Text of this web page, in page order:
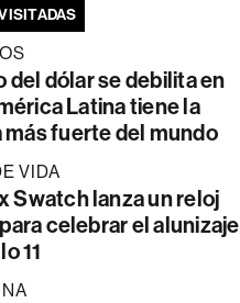
del dólar se debilita en
Latina tiene la
más fuerte del mundo
VIDA
Swatch lanza un reloj
celebrar el alunizaje
11